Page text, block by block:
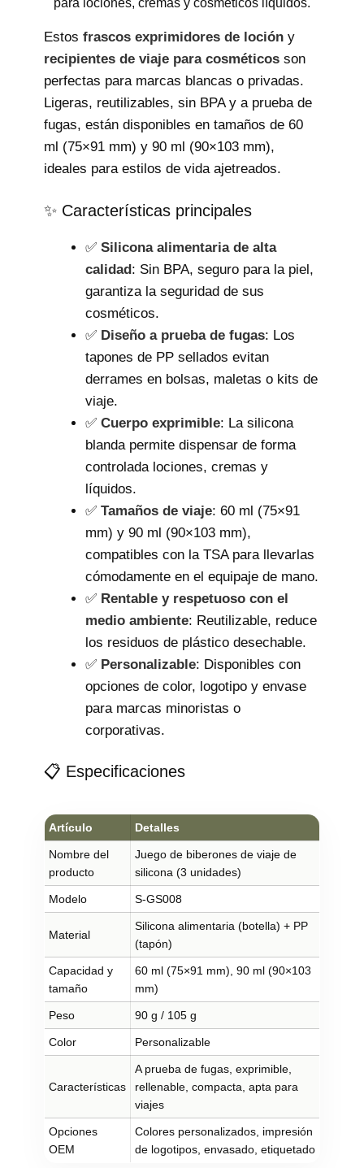
para lociones, cremas y cosméticos líquidos.
Estos frascos exprimidores de loción y
recipientes de viaje para cosméticos son
perfectas para marcas blancas o privadas.
Ligeras, reutilizables, sin BPA y a prueba de
fugas, están disponibles en tamaños de 60
ml (75×91 mm) y 90 ml (90×103 mm),
ideales para estilos de vida ajetreados.
✨ Características principales
✅ Silicona alimentaria de alta
calidad: Sin BPA, seguro para la piel,
garantiza la seguridad de sus
cosméticos.
✅ Diseño a prueba de fugas: Los
tapones de PP sellados evitan
derrames en bolsas, maletas o kits de
viaje.
✅ Cuerpo exprimible: La silicona
blanda permite dispensar de forma
controlada lociones, cremas y
líquidos.
✅ Tamaños de viaje: 60 ml (75×91
mm) y 90 ml (90×103 mm),
compatibles con la TSA para llevarlas
cómodamente en el equipaje de mano.
✅ Rentable y respetuoso con el
medio ambiente: Reutilizable, reduce
los residuos de plástico desechable.
✅ Personalizable: Disponibles con
opciones de color, logotipo y envase
para marcas minoristas o
corporativas.
📋 Especificaciones
Artículo Detalles
Nombre del
producto
Juego de biberones de viaje de
silicona (3 unidades)
Modelo S-GS008
Material
Silicona alimentaria (botella) + PP
(tapón)
Capacidad y
tamaño
60 ml (75×91 mm), 90 ml (90×103
mm)
Peso 90 g / 105 g
Color Personalizable
Características
A prueba de fugas, exprimible,
rellenable, compacta, apta para
viajes
Opciones
OEM
Colores personalizados, impresión
de logotipos, envasado, etiquetado